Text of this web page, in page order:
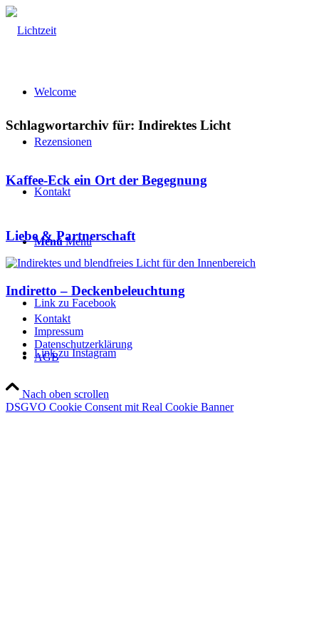
Welcome
Rezensionen
Kontakt
Menü Menü
Link zu Facebook
Link zu Instagram
Schlagwortarchiv für: Indirektes Licht
Kaffee-Eck ein Ort der Begegnung
Liebe & Partnerschaft
Indiretto – Deckenbeleuchtung
Kontakt
Impressum
Datenschutzerklärung
AGB
Nach oben scrollen
DSGVO Cookie Consent mit Real Cookie Banner